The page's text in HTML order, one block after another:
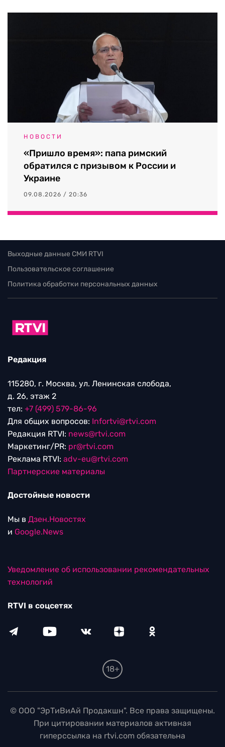
НОВОСТИ
«Пришло время»: папа римский
обратился с призывом к России и
Украине
09.08.2026 / 20:36
Выходные данные СМИ RTVI
Пользовательское соглашение
Политика обработки персональных данных
Редакция
115280, г. Москва, ул. Ленинская слобода,
д. 26, этаж 2
тел: +7 (499) 579-86-96
Для общих вопросов: Infortvi@rtvi.com
Редакция RTVI: news@rtvi.com
Маркетинг/PR: pr@rtvi.com
Реклама RTVI: adv-eu@rtvi.com
Партнерские материалы
Достойные новости
Мы в Дзен.Новостях
и Google.News
Уведомление об использовании рекомендательных
технологий
RTVI в соцсетях
18+
© ООО "ЭрТиВиАй Продакшн". Все права защищены.
При цитировании материалов активная
гиперссылка на rtvi.com обязательна